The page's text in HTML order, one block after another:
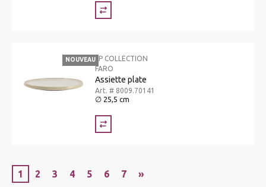
NOUVEAUSP COLLECTION
FARO
Assiette plate
Art. # 8009.70141
∅ 25,5 cm
1 2 3 4 5 6 7 »